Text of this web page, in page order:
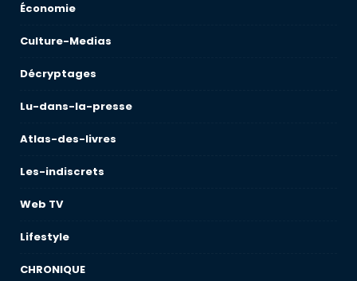
Économie
Culture-Medias
Décryptages
Lu-dans-la-presse
Atlas-des-livres
Les-indiscrets
Web TV
Lifestyle
CHRONIQUE